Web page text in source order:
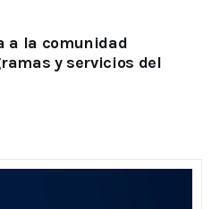
a la comunidad
y servicios del